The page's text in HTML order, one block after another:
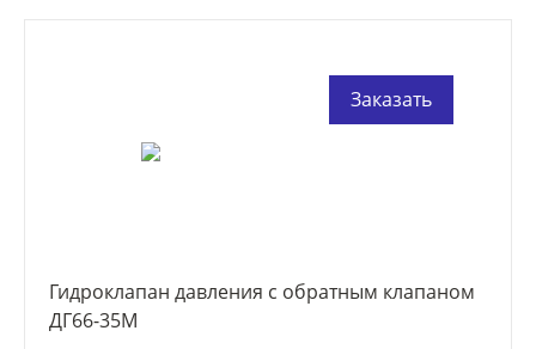
Заказать
Гидроклапан давления с обратным клапаном
ДГ66-35М